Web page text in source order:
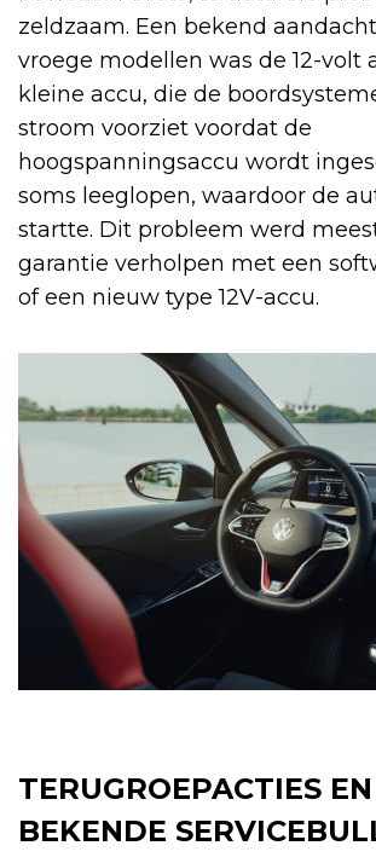
zeldzaam. Een bekend
vroege modellen was de 12-volt
kleine accu, die de
stroom voorziet voordat de
hoogspanningsaccu wordt
soms leeglopen, waardoor de
startte. Dit probleem werd
garantie verholpen met een
of een nieuw type 12V-accu.
TERUGROEPACTIES EN
BEKENDE